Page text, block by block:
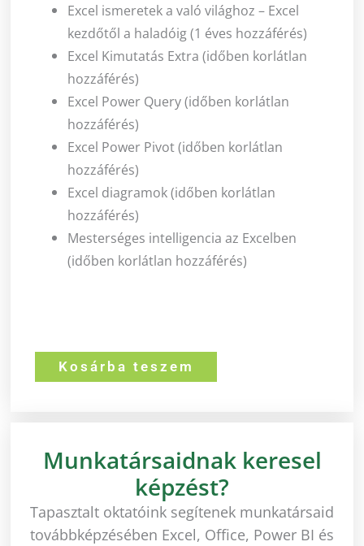
Excel ismeretek a való világhoz – Excel
kezdőtől a haladóig (1 éves hozzáférés)
Excel Kimutatás Extra (időben korlátlan
hozzáférés)
Excel Power Query (időben korlátlan
hozzáférés)
Excel Power Pivot (időben korlátlan
hozzáférés)
Excel diagramok (időben korlátlan
hozzáférés)
Mesterséges intelligencia az Excelben
(időben korlátlan hozzáférés)
Minden
videósKosárba teszem
Munkatársaidnak keresel
képzést?
Tapasztalt oktatóink segítenek munkatársaid
továbbképzésében Excel, Office, Power BI és